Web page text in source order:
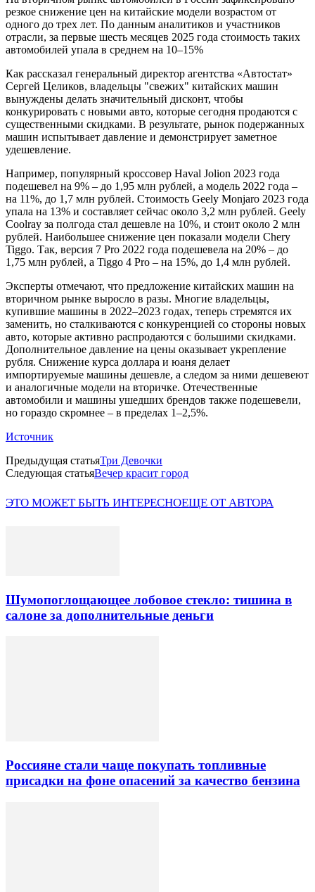
резкое снижение цен на китайские модели возрастом от
одного до трех лет. По данным аналитиков и участников
отрасли, за первые шесть месяцев 2025 года стоимость таких
автомобилей упала в среднем на 10–15%
Как рассказал генеральный директор агентства «Автостат»
Сергей Целиков, владельцы "свежих" китайских машин
вынуждены делать значительный дисконт, чтобы
конкурировать с новыми авто, которые сегодня продаются с
существенными скидками. В результате, рынок подержанных
машин испытывает давление и демонстрирует заметное
удешевление.
Например, популярный кроссовер Haval Jolion 2023 года
подешевел на 9% – до 1,95 млн рублей, а модель 2022 года –
на 11%, до 1,7 млн рублей. Стоимость Geely Monjaro 2023 года
упала на 13% и составляет сейчас около 3,2 млн рублей. Geely
Coolray за полгода стал дешевле на 10%, и стоит около 2 млн
рублей. Наибольшее снижение цен показали модели Chery
Tiggo. Так, версия 7 Pro 2022 года подешевела на 20% – до
1,75 млн рублей, а Tiggo 4 Pro – на 15%, до 1,4 млн рублей.
Эксперты отмечают, что предложение китайских машин на
вторичном рынке выросло в разы. Многие владельцы,
купившие машины в 2022–2023 годах, теперь стремятся их
заменить, но сталкиваются с конкуренцией со стороны новых
авто, которые активно распродаются с большими скидками.
Дополнительное давление на цены оказывает укрепление
рубля. Снижение курса доллара и юаня делает
импортируемые машины дешевле, а следом за ними дешевеют
и аналогичные модели на вторичке. Отечественные
автомобили и машины ушедших брендов также подешевели,
но гораздо скромнее – в пределах 1–2,5%.
Источник
Предыдущая статьяТри Девочки
Следующая статьяВечер красит город
ЭТО МОЖЕТ БЫТЬ ИНТЕРЕСНОЕЩЕ ОТ АВТОРА
Шумопоглощающее лобовое стекло: тишина в
салоне за дополнительные деньги
Россияне стали чаще покупать топливные
присадки на фоне опасений за качество бензина